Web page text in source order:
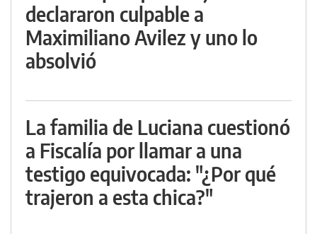
declararon culpable a
Maximiliano Avilez y uno lo
absolvió
La familia de Luciana cuestionó
a Fiscalía por llamar a una
testigo equivocada: "¿Por qué
trajeron a esta chica?"